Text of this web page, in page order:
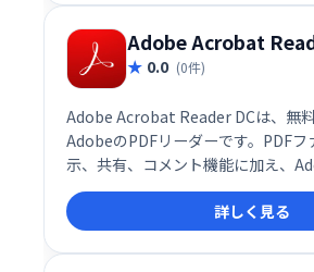
Adobe Acrobat
0.0 (0件)
Adobe Acrobat Reader DCは、無
AdobeのPDFリーダーです。PDFフ
示、共有、コメント機能に加え、
CloudやBox、Dropbox、
クラウドストレージサービスとの連
所やデバイスを選ばず、PDFをス
す。
詳しく見る